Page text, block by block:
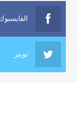
تويتر